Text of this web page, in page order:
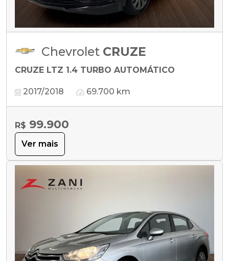
Chevrolet CRUZE
CRUZE LTZ 1.4 TURBO AUTOMÁTICO
2017/2018 69.700 km
R$ 99.900
Ver mais